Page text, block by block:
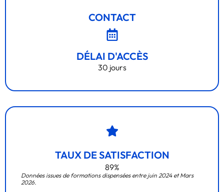
CONTACT
DÉLAI D'ACCÈS
30 jours
TAUX DE SATISFACTION
89%
Données issues de formations dispensées entre juin 2024 et Mars
2026.